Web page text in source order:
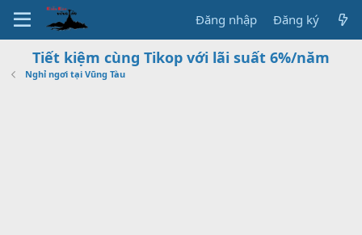
Đăng nhập Đăng ký
Tiết kiệm cùng Tikop với lãi suất 6%/năm
Nghỉ ngơi tại Vũng Tàu